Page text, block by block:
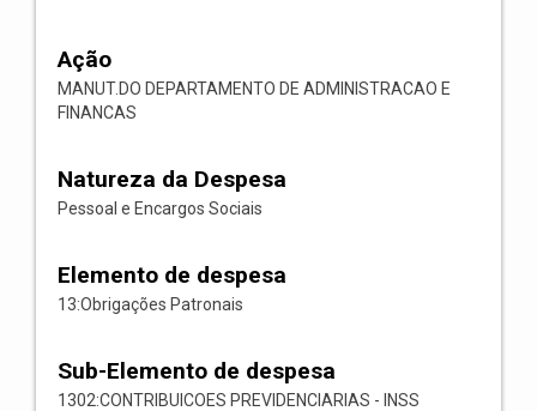
Ação
MANUT.DO DEPARTAMENTO DE ADMINISTRACAO E
FINANCAS
Natureza da Despesa
Pessoal e Encargos Sociais
Elemento de despesa
13:Obrigações Patronais
Sub-Elemento de despesa
1302:CONTRIBUICOES PREVIDENCIARIAS - INSS